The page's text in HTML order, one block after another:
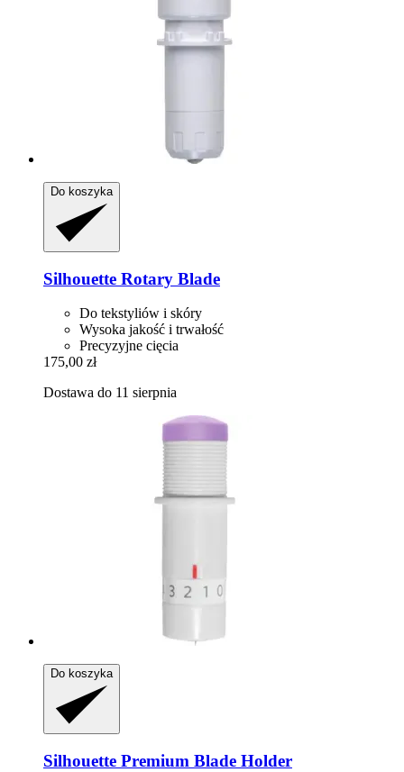
Do koszyka
Silhouette Rotary Blade
Do tekstyliów i skóry
Wysoka jakość i trwałość
Precyzyjne cięcia
175,00 zł
Dostawa do 11 sierpnia
Do koszyka
Silhouette Premium Blade Holder